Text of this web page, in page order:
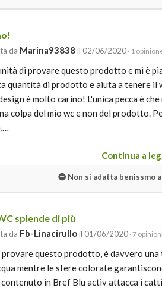
da Marina93838il 02/06/2020 · 1
di provare questo prodotto e mi è
quantità di prodotto e aiuta a tenere il
è molto carino! L'unica pecca è
colpa del mio wc e non del prodotto.
Continua a
Non si adatta benissmo
splende di più
da Fb-Linacirulloil 01/06/2020 · 7
questo prodotto, è davvero
mentre le sfere colorate
in Bref Blu activ attacca i